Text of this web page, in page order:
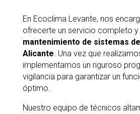
En Ecoclima Levante, nos
ofrecerte un servicio completo
mantenimiento de sistemas
Alicante. Una vez que
implementamos un riguroso
vigilancia para garantizar un
óptimo.
Nuestro equipo de técnicos